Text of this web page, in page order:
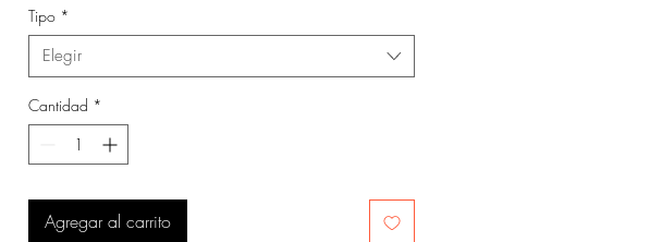
Tipo *
Elegir
Cantidad *
Agregar al carrito